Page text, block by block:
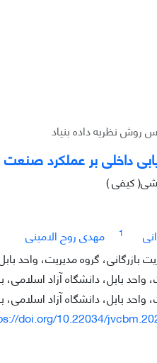
روش نظریه داده بنیاد
داخلی بر عملکرد
کیفی )
1 مهدی روح الامینی
گروه مدیریت، واحد
واحد بابل، دانشگاه آزاد اسلامی،
واحد بابل، دانشگاه آزاد اسلامی،
doi.org/10.22034/